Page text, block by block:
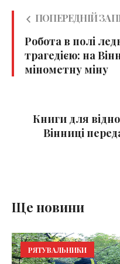
ПОПЕРЕДНІЙ
Робота в полі
трагедією: на
мінометну міну
Книги для
Вінниці
Ще новини
РЯТУВАЛЬНИКИ